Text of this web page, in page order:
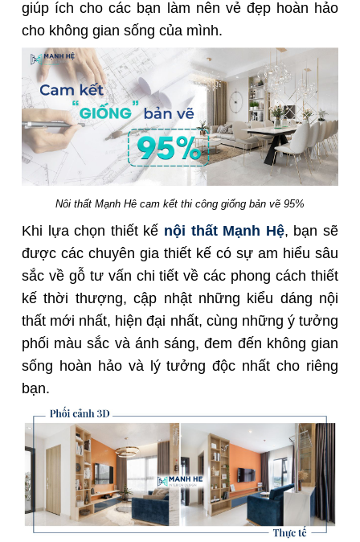
giúp ích cho các bạn làm nên vẻ đẹp hoàn hảo
cho không gian sống của mình.
Nôi thất Mạnh Hê cam kết thi công giống bản vẽ 95%
Khi lựa chọn thiết kế nội thất Mạnh Hệ, bạn sẽ
được các chuyên gia thiết kế có sự am hiểu sâu
sắc về gỗ tư vấn chi tiết về các phong cách thiết
kế thời thượng, cập nhật những kiểu dáng nội
thất mới nhất, hiện đại nhất, cùng những ý tưởng
phối màu sắc và ánh sáng, đem đến không gian
sống hoàn hảo và lý tưởng độc nhất cho riêng
bạn.